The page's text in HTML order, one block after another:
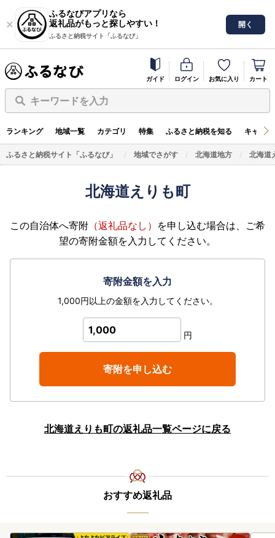
ふるなびアプリなら
返礼品がもっと探しやすい！
ふるさと納税サイト「ふるなび」
開く
ガイド ログイン お気に入り カート
キーワードを入力
ランキング 地域一覧 カテゴリ 特集 ふるさと納税を知る キャン
ふるさと納税サイト「ふるなび」 地域でさがす 北海道地方 北海道
北海道えりも町
この自治体へ寄附 （返礼品なし） を申し込む場合は、ご希
望の寄附金額を入力してください。
寄附金額を入力
1,000円以上の金額を入力してください。
1,000 円
寄附を申し込む
北海道えりも町の返礼品一覧ページに戻る
おすすめ返礼品